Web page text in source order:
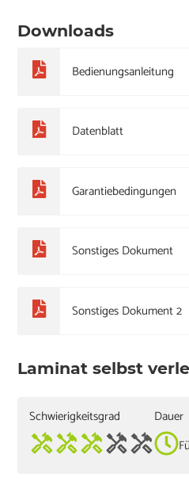
Downloads
Bedienungsanleitung
Datenblatt
Garantiebedingungen
Sonstiges Dokument
Sonstiges Dokument 2
Laminat selbst
Schwierigkeitsgrad
Dauer